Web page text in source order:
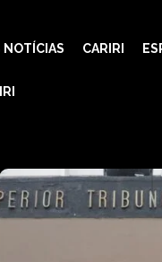
NOTÍCIAS CARIRI